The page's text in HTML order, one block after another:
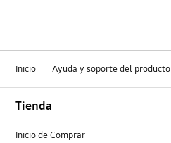
Inicio Ayuda y soporte del producto
Tienda
Inicio de Comprar